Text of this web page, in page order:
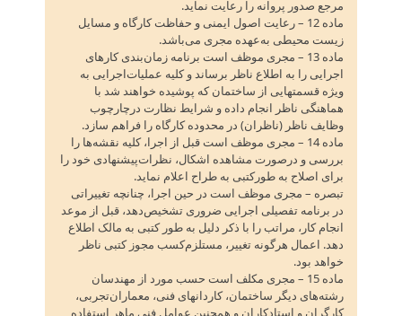
مرجع صدور پروانه را رعایت نماید.
ماده 12 – رعایت اصول ایمنی و حفاظت کارگاه و مسایل
زیست محیطی به‌عهده مجری می‌باشد.
ماده 13 – مجری موظف است برنامه زمان‌بندی کارهای
اجرایی را به اطلاع ناظر برساند و کلیه عملیات‌اجرایی به
ویژه قسمتهایی از ساختمان که پوشیده خواهند شد با
هماهنگی ناظر انجام داده و شرایط نظارت درچارچوب
وظایف ناظر (ناظران‌) در محدوده کارگاه را فراهم سازد.
ماده 14 – مجری موظف است قبل از اجرا، کلیه نقشه‌ها را
بررسی و درصورت مشاهده اشکال‌، نظرات‌پیشنهادی خود را
برای اصلاح به طورکتبی به طراح اعلام نماید.
تبصره – مجری موظف است در حین اجرا، چنانچه تغییراتی
در برنامه تفصیلی اجرایی ضروری تشخیص‌دهد، قبل از موعد
انجام کار، مراتب را با ذکر دلیل به طور کتبی به مالک اطلاع
دهد. اعمال هرگونه تغییر، مستلزم‌کسب مجوز کتبی ناظر
خواهد بود.
ماده 15 – مجری مکلف است حسب مورد از مهندسان
رشته‌های دیگر ساختمان‌، کاردانهای فنی‌، معماران‌تجربی‌،
کارگران و استادکاران و همچنین عوامل فنی ماهر استفاده